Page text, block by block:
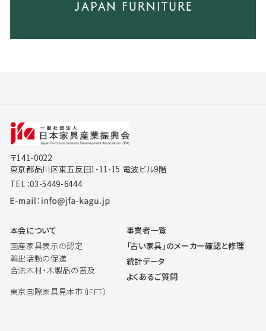
〒141-0022
東京都品川区東五反田1-11-15 電波ビル9階
TEL：03-5449-6444
本会について
国産家具表示の認定
輸出活動の促進
合法木材・木製品の普及
東京国際家具見本市（IFFT）
事業者一覧
「古い家具」のメーカー確認と修理
統計データ
よくあるご質問